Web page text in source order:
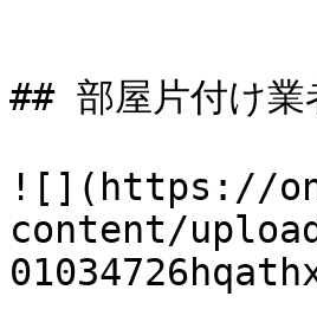
## 部屋片付け業
![](https://
content/